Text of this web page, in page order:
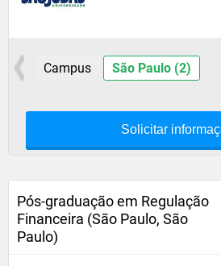
Campus São Paulo (2)
Solicitar
Pós-graduação em Regulação
Financeira (São Paulo, São
Paulo)